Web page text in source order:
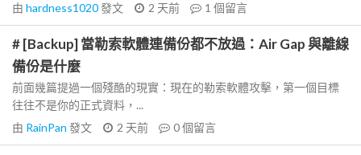
由 hardness1020發文 2 天前 1 個留言
# [Backup] 當勒索軟體連備份都不放過：Air Gap 與離線
備份是什麼
前面幾篇提過一個殘酷的現實：現在的勒索軟體攻擊，第一個目標
往往不是你的正式資料，...
由 RainPan 發文 2 天前 0個留言